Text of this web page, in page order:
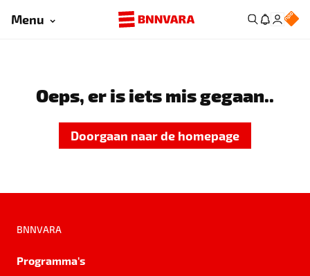
Menu
Oeps, er is iets mis gegaan..
Doorgaan naar de homepage
BNNVARA
Programma's